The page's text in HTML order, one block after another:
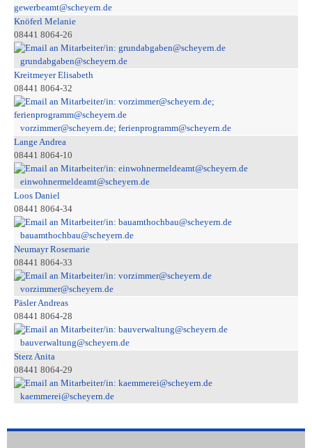
gewerbeamt@scheyern.de
Knöferl Melanie
08441 8064-26
grundabgaben@scheyern.de
Kreitmeyer Elisabeth
08441 8064-32
vorzimmer@scheyern.de; ferienprogramm@scheyern.de
Lange Andrea
08441 8064-10
einwohnermeldeamt@scheyern.de
Loos Daniel
08441 8064-34
bauamthochbau@scheyern.de
Neumayr Rosemarie
08441 8064-33
vorzimmer@scheyern.de
Päsler Andreas
08441 8064-28
bauverwaltung@scheyern.de
Sterz Anita
08441 8064-29
kaemmerei@scheyern.de